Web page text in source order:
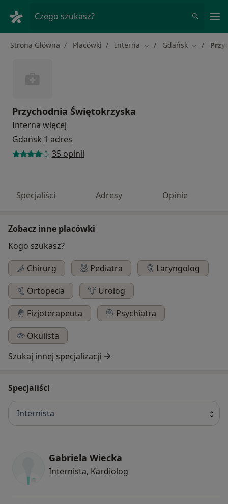
Czego szukasz?
Strona Główna Placówki Interna Zmień miasto
Gdańsk Zmień
Przychodnia Świętokrzyska
Interna więcej
Gdańsk 1 adres
35 opinii
Specjaliści Adresy Opinie
Zobacz inne placówki
Kogo szukasz?
Chirurg
Pediatra
Laryngolog
Ortopeda
Urolog
Fizjoterapeuta
Psychiatra
Okulista
Szukaj innej specjalizacji
Specjaliści
Internista
Gabriela Wiecka
Internista, Kardiolog